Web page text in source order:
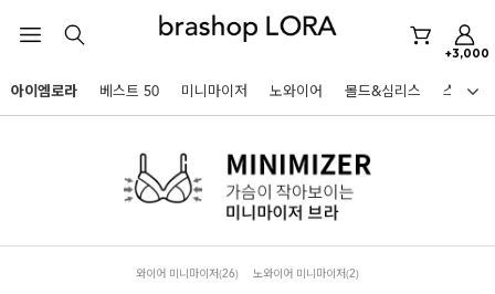
+3,000
르미스떼르
아이엠로라
스포츠브라
노와이어
미니마이저
아이엠로라 베스트 50 미니마이저 노와이어 몰드&심리스 스포츠
와이어 미니마이저 (26) 노와이어 미니마이저 (2)